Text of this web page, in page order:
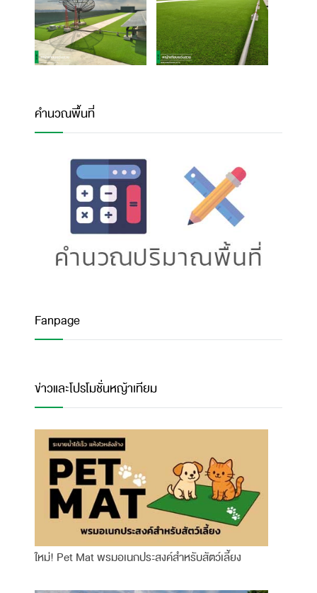
คำนวณพื้นที่
Fanpage
ข่าวและโปรโมชั่นหญ้าเทียม
ใหม่! Pet Mat พรมอเนกประสงค์สำหรับสัตว์เลี้ยง